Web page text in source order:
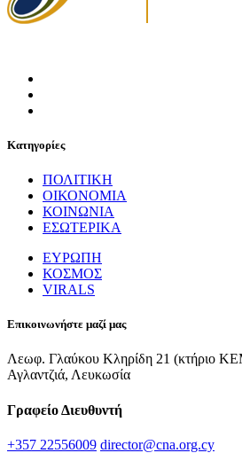
Κατηγορίες
ΠΟΛΙΤΙΚΗ
ΟΙΚΟΝΟΜΙΑ
ΚΟΙΝΩΝΙΑ
ΕΣΩΤΕΡΙΚΑ
ΕΥΡΩΠΗ
ΚΟΣΜΟΣ
VIRALS
Επικοινωνήστε μαζί μας
Λεωφ. Γλαύκου Κληρίδη 21 (κτήριο
Αγλαντζιά, Λευκωσία
Γραφείο Διευθυντή
+357 22556009 director@cna.org.cy